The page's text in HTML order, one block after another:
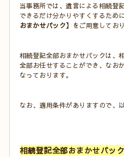
当事務所では、遺言による相続登
できるだけ分かりやすくするため
おまかせパック】 をご用意してお
相続登記全部おまかせパックは、
全部お任せすることができ、なお
なっております。
なお、適用条件がありますので、
相続登記全部おまかせパック